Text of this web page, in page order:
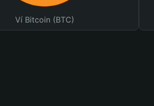
Ví Bitcoin (BTC)